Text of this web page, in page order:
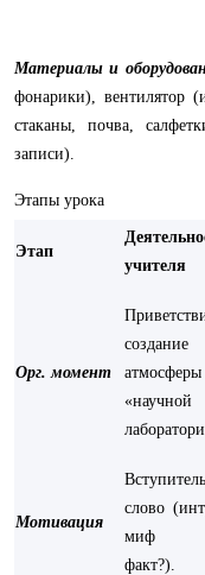
Материалы и
фонарики), вентилятор
стаканы, почва,
записи).
Этапы урока
Этап
учителя
Орг. момент
создание
атмосферы
«научной
Мотивация
слово
миф
факт?).